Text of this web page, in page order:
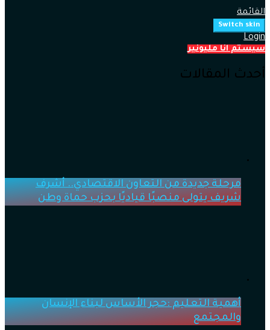
القائمة
Switch skin
Login
سيستم انا مليونير
أحدث المقالات
مرحلة جديدة من التعاون الاقتصادي.. أشرف
شريف يتولى منصبًا قياديًا بحزب حماة وطن
أهمية التعليم :حجر الأساس لبناء الإنسان
والمجتمع